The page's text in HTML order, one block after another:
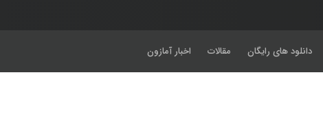
دانلود های رایگان مقالات اخبار آمازون